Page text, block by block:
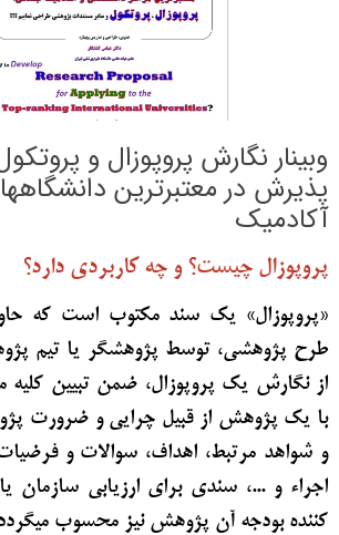
وبینار نگارش پروپوزال و
پذیرش در معتبرترین
آکادمیک
پروپوزال چیست؟ و چه کاربردی دارد؟
«پروپوزال» یک سند مکتوب است که
طرح پژوهشی، توسط پژوهشگر یا تیم
از نگارش یک پروپوزال، ضمن تبیین کلیه
با یک پژوهش از قبیل چرایی و ضرورت
و شواهد مرتبط، اهداف، سوالات و
اجراء و ...، سندی برای ارزیابی سازمان
کننده بودجه آن پژوهش نیز محسوب